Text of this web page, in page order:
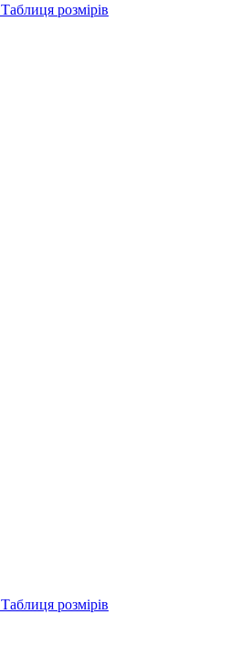
Таблиця розмірів
Таблиця розмірів